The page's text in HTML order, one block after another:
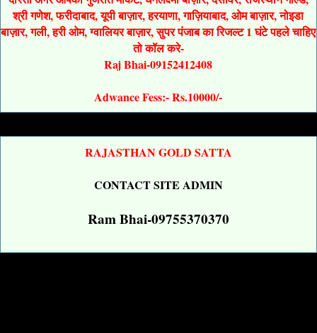
श्री गणेश, फरीदाबाद, यूपी बाज़ार, हरयाणा, गाज़ियाबाद, ओम बाज़ार, नोइडा
बाज़ार, गली, हरी ओम, ग्वालियर बाज़ार, सुपर पंजाब का रिजल्ट 1 घंटे पहले चाहिए
तो कॉल करे-
Raj Bhai-09152412408
Adwance Fess:- Rs.10000/-
RAJASTHAN GOLD SATTA
CONTACT SITE ADMIN
Ram Bhai-09755370370